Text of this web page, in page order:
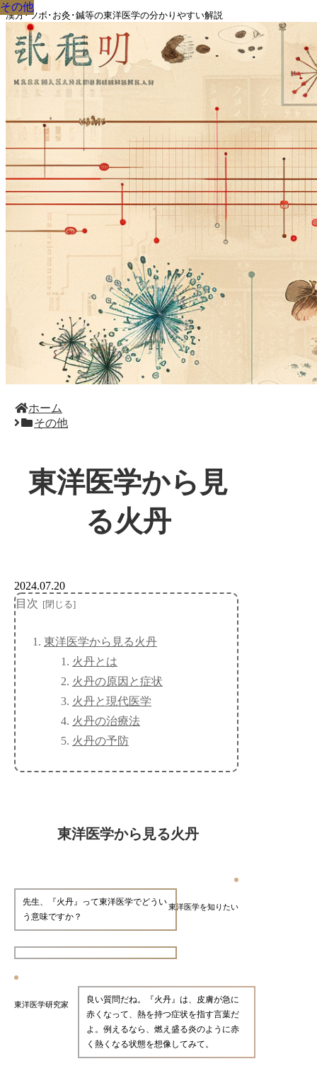
漢方･ツボ･お灸･鍼等の東洋医学の分かりやすい解説
ホーム
その他
東洋医学から見
る火丹
その他
2024.07.20
目次
東洋医学から見る火丹
火丹とは
火丹の原因と症状
火丹と現代医学
火丹の治療法
火丹の予防
東洋医学から見る火丹
東洋医学を知りたい
先生、『火丹』って東洋医学でどうい
う意味ですか？
東洋医学研究家
良い質問だね。『火丹』は、皮膚が急に
赤くなって、熱を持つ症状を指す言葉だ
よ。例えるなら、燃え盛る炎のように赤
く熱くなる状態を想像してみて。
その他
その他
その他
その他
その他
その他
その他
その他